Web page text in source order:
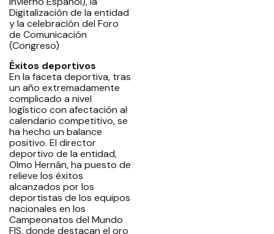
Digitalización de la entidad
y la celebración del Foro
de Comunicación
(Congreso)
Éxitos deportivos
En la faceta deportiva, tras
un año extremadamente
complicado a nivel
logístico con afectación al
calendario competitivo, se
ha hecho un balance
positivo. El director
deportivo de la entidad,
Olmo Hernán, ha puesto de
relieve los éxitos
alcanzados por los
deportistas de los equipos
nacionales en los
Campeonatos del Mundo
FIS, donde destacan el oro